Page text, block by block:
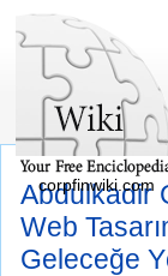
Abdulkadir
Web
Geleceğe
corpfinwiki.com